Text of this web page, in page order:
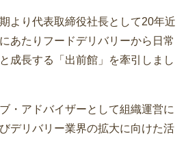
より代表取締役社長として20年近
あたりフードデリバリーから日常
成長する「出前館」を牽引しまし
・アドバイザーとして組織運営に
デリバリー業界の拡大に向けた活